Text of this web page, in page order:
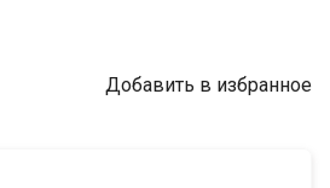
Добавить в избранное